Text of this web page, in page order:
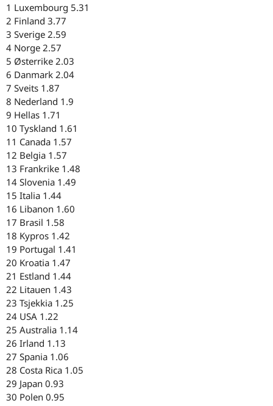
1 Luxembourg 5.31
2 Finland 3.77
3 Sverige 2.59
4 Norge 2.57
5 Østerrike 2.03
6 Danmark 2.04
7 Sveits 1.87
8 Nederland 1.9
9 Hellas 1.71
10 Tyskland 1.61
11 Canada 1.57
12 Belgia 1.57
13 Frankrike 1.48
14 Slovenia 1.49
15 Italia 1.44
16 Libanon 1.60
17 Brasil 1.58
18 Kypros 1.42
19 Portugal 1.41
20 Kroatia 1.47
21 Estland 1.44
22 Litauen 1.43
23 Tsjekkia 1.25
24 USA 1.22
25 Australia 1.14
26 Irland 1.13
27 Spania 1.06
28 Costa Rica 1.05
29 Japan 0.93
30 Polen 0.95